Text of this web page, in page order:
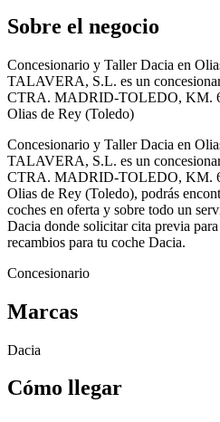
Sobre el negocio
Concesionario y Taller Dacia en
TALAVERA, S.L. es un
CTRA. MADRID-TOLEDO, KM.
Olias de Rey (Toledo)
Concesionario y Taller Dacia en
TALAVERA, S.L. es un
CTRA. MADRID-TOLEDO, KM.
Olias de Rey (Toledo), podrás
coches en oferta y sobre todo un
Dacia donde solicitar cita previa
recambios para tu coche Dacia.
Concesionario
Marcas
Dacia
Cómo llegar